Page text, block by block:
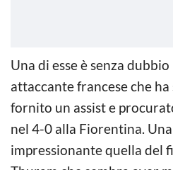
Una di esse è senza dubbio
attaccante francese che
fornito un assist e
nel 4-0 alla Fiorentina.
impressionante quella del